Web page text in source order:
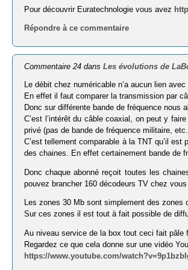
Pour découvrir Euratechnologie vous avez
Répondre à ce commentaire
Commentaire 24 dansLes évolutions de
Le débit chez numéricable n’a aucun lien
En effet il faut comparer la transmission par
Donc sur différente bande de fréquence nous
C’est l’intérêt du câble coaxial, on peut y
privé (pas de bande de fréquence militaire,
C’est tellement comparable à la TNT qu’il
des chaines. En effet certainement bande de
Donc chaque abonné reçoit toutes les
pouvez brancher 160 décodeurs TV chez
Les zones 30 Mb sont simplement des
Sur ces zones il est tout à fait possible de
Au niveau service de la box tout ceci fait pâle
Regardez ce que cela donne sur une vidéo
https://www.youtube.com/